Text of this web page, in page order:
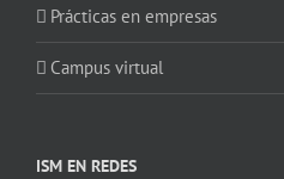
Prácticas en empresas
Campus virtual
ISM EN REDES